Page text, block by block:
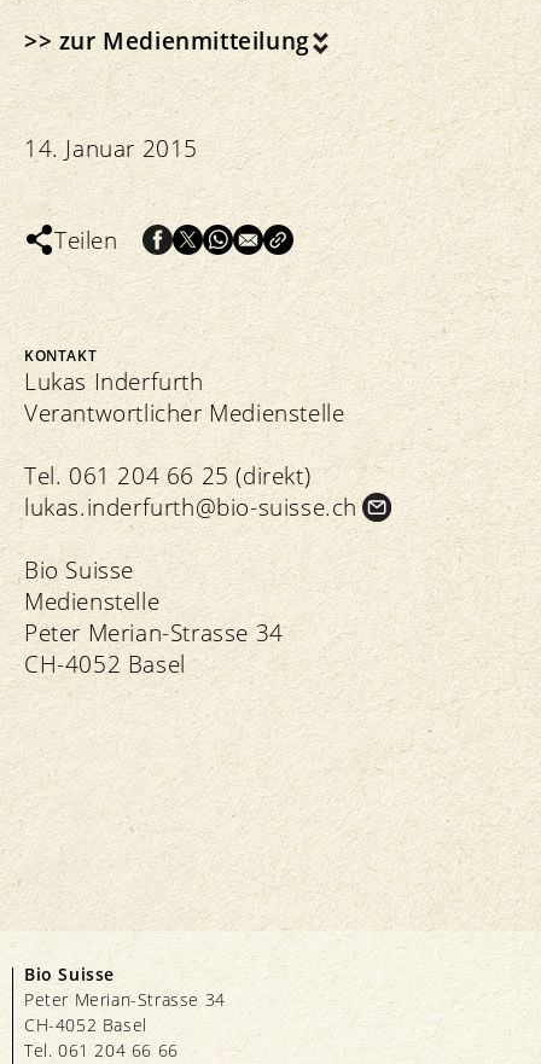
>> zur Medienmitteilung
14. Januar 2015
Teilen
KONTAKT
Lukas Inderfurth
Verantwortlicher Medienstelle
Tel. 061 204 66 25 (direkt)
lukas.inderfurth@bio-suisse.ch
Bio Suisse
Medienstelle
Peter Merian-Strasse 34
CH-4052 Basel
Bio Suisse
Peter Merian-Strasse 34
CH-4052 Basel
Tel. 061 204 66 66